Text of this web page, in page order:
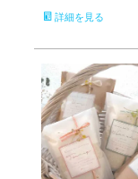
詳細を見る